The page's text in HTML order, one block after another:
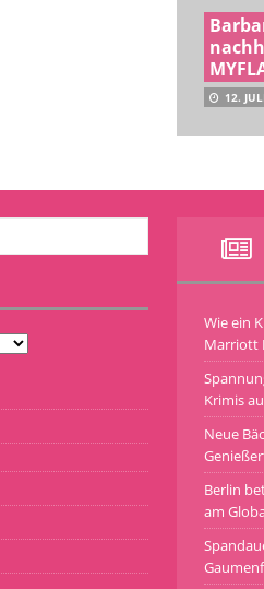
12.
Wie ein
Marriott
Krimis
Neue
Berlin
am